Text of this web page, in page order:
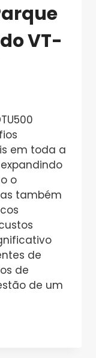
VT-
em toda a
o
também
de
de
de um